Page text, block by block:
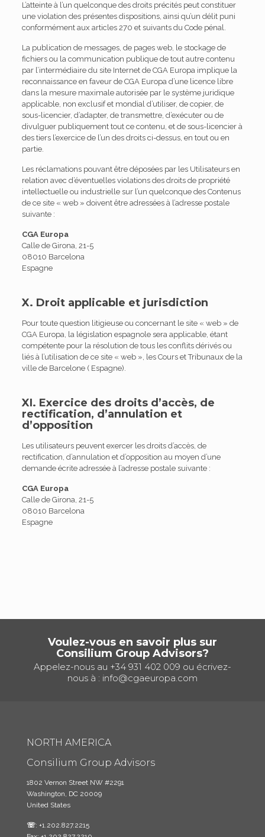
L’atteinte à l’un quelconque des droits précités peut constituer
une violation des présentes dispositions, ainsi qu’un délit puni
conformément aux articles 270 et suivants du Code pénal.
La publication de messages, de pages web, le stockage de
fichiers ou la communication publique de tout autre contenu
par l’intermédiaire du site Internet de CGA Europa implique la
reconnaissance en faveur de CGA Europa d’une licence libre
dans la mesure maximale autorisée par le système juridique
applicable, non exclusif et mondial d’utiliser, de copier, de
sous-licencier, d’adapter, de transmettre, d’exécuter ou de
divulguer publiquement tout ce contenu, et de sous-licencier à
des tiers l’exercice de l’un des droits ci-dessus, en tout ou en
partie.
Les réclamations pouvant être déposées par les Utilisateurs en
relation avec d’éventuelles violations des droits de propriété
intellectuelle ou industrielle sur l’un quelconque des Contenus
de ce site « web » doivent être adressées à l’adresse postale
suivante :
CGA Europa
Calle de Girona, 21-5
08010 Barcelona
Espagne
X. Droit applicable et jurisdiction
Pour toute question litigieuse ou concernant le site « web » de
CGA Europa, la législation espagnole sera applicable, étant
compétente pour la résolution de tous les conflits dérivés ou
liés à l’utilisation de ce site « web », les Cours et Tribunaux de la
ville de Barcelone ( Espagne).
XI. Exercice des droits d’accès, de
rectification, d’annulation et
d’opposition
Les utilisateurs peuvent exercer les droits d’accès, de
rectification, d’annulation et d’opposition au moyen d’une
demande écrite adressée à l’adresse postale suivante :
CGA Europa
Calle de Girona, 21-5
08010 Barcelona
Espagne
Voulez-vous en savoir plus sur
Consilium Group Advisors?
Appelez-nous au +34 931 402 009 ou écrivez-
nous à : info@cgaeuropa.com
NORTH AMERICA
Consilium Group Advisors
1802 Vernon Street NW #2291
Washington, DC 20009
United States
☏: +1.202.827.2215